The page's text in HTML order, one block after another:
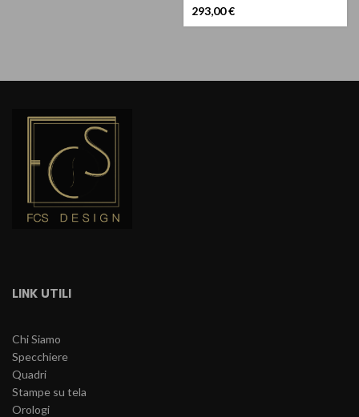
(MISURA SPECCHIO CM
42X142)
293,00€
LINK UTILI
Chi Siamo
Specchiere
Quadri
Stampe su tela
Orologi